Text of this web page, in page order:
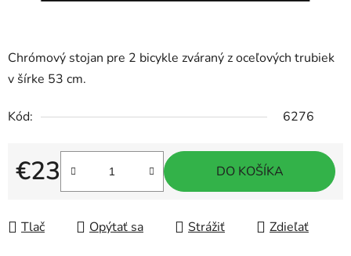
Chrómový stojan pre 2 bicykle zváraný z oceľových trubiek
v šírke 53 cm.
Kód: 6276
€23
Jednotková cena:
DO KOŠÍKA
Tlač Opýtať sa Strážiť Zdieľať